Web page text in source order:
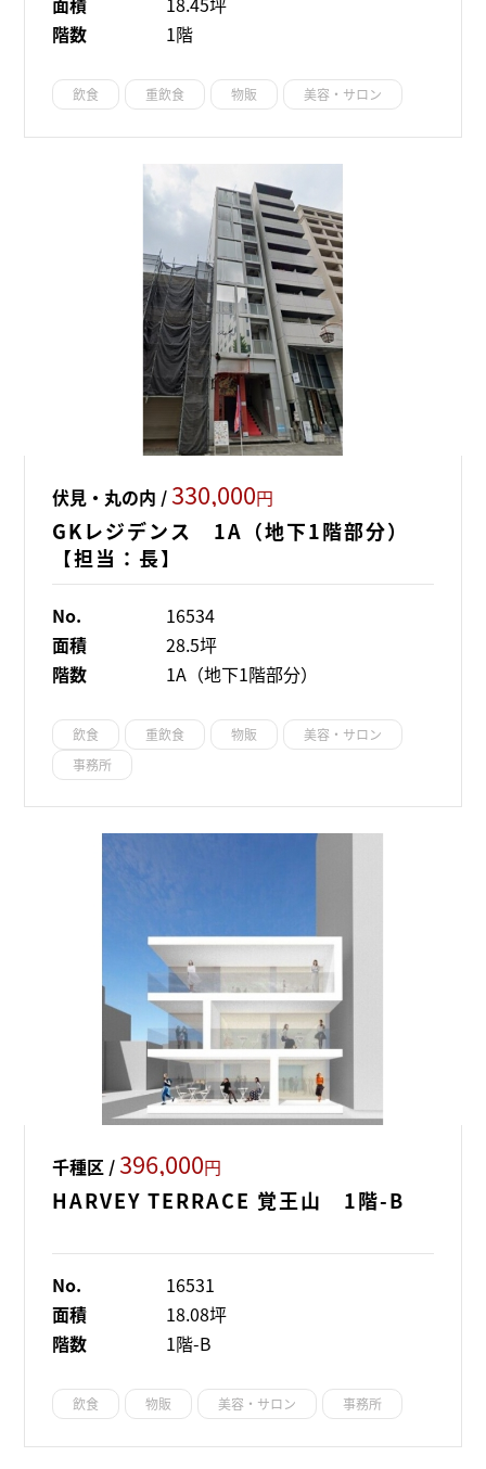
階数
1階
飲食 重飲食 物販 美容・サロン
伏見・丸の内 /330,000円
GKレジデンス 1A（地下1階部分）
【担当：長】
No.
16534
面積
28.5坪
階数
1A（地下1階部分）
飲食 重飲食 物販
美容・サロン
事務所
千種区 /396,000円
HARVEY TERRACE 覚王山 1階-B
No.
16531
面積
18.08坪
階数
1階-B
飲食 物販 美容・サロン 事務所